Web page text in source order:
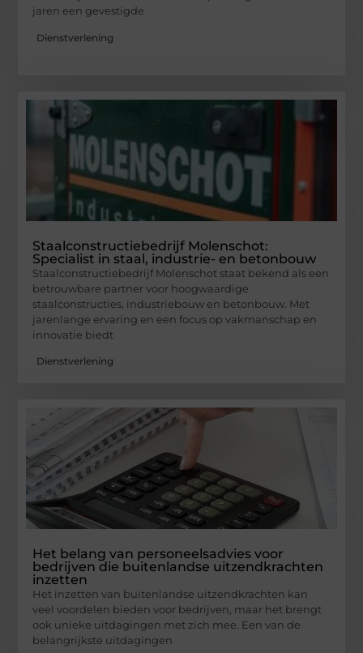
jaren een gevestigde
Dienstverlening
Staalconstructiebedrijf Molenschot:
Specialist in staal, industrie- en betonbouw
Staalconstructiebedrijf Molenschot staat bekend als een
betrouwbare partner voor hoogwaardige
staalconstructies, industriebouw en betonbouw. Met
jarenlange ervaring en een focus op vakmanschap en
innovatie biedt
Dienstverlening
Het belang van personeelsadvies voor
bedrijven die buitenlandse uitzendkrachten
inzetten
Het inzetten van buitenlandse uitzendkrachten kan
veel voordelen bieden voor bedrijven, maar het brengt
ook unieke uitdagingen met zich mee. Een van de
belangrijkste uitdagingen